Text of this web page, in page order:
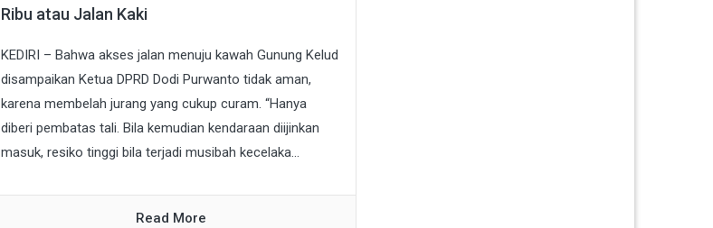
Ribu atau Jalan Kaki
KEDIRI – Bahwa akses jalan menuju kawah Gunung Kelud
disampaikan Ketua DPRD Dodi Purwanto tidak aman,
karena membelah jurang yang cukup curam. “Hanya
diberi pembatas tali. Bila kemudian kendaraan diijinkan
masuk, resiko tinggi bila terjadi musibah kecelaka...
Read More